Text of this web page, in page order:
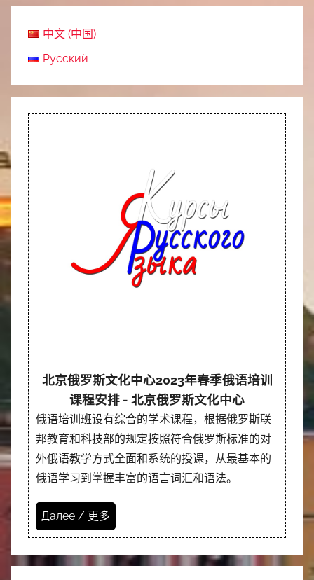
中文 (中国)
Русский
北京俄罗斯文化中心2023年春季俄语培训
课程安排 - 北京俄罗斯文化中心
俄语培训班设有综合的学术课程，根据俄罗斯联
邦教育和科技部的规定按照符合俄罗斯标准的对
外俄语教学方式全面和系统的授课，从最基本的
俄语学习到掌握丰富的语言词汇和语法。
Далее / 更多